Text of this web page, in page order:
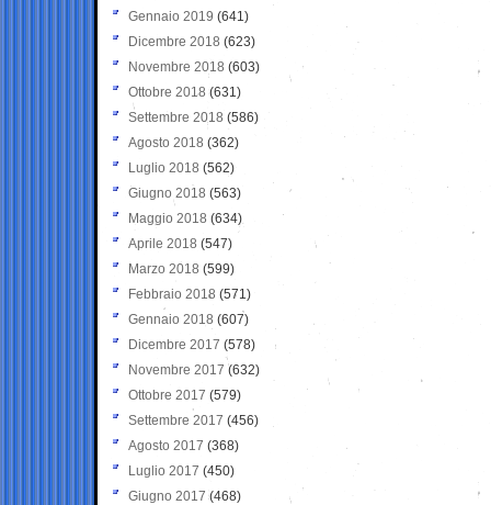
Gennaio 2019 (641)
Dicembre 2018 (623)
Novembre 2018 (603)
Ottobre 2018 (631)
Settembre 2018 (586)
Agosto 2018 (362)
Luglio 2018 (562)
Giugno 2018 (563)
Maggio 2018 (634)
Aprile 2018 (547)
Marzo 2018 (599)
Febbraio 2018 (571)
Gennaio 2018 (607)
Dicembre 2017 (578)
Novembre 2017 (632)
Ottobre 2017 (579)
Settembre 2017 (456)
Agosto 2017 (368)
Luglio 2017 (450)
Giugno 2017 (468)